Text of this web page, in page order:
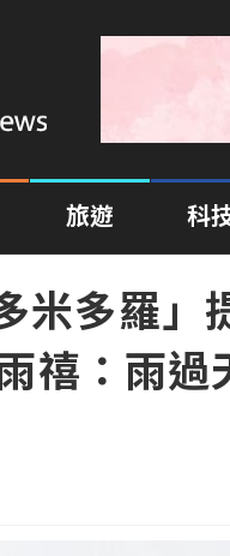
旅遊 科
多羅」
禧：雨